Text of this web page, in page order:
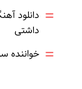
= دانلود
داشتی
= خواننده